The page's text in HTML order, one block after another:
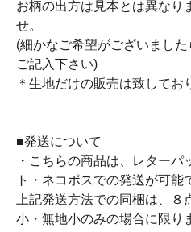
お柄の出方は見本とは異なり
せ。
(細かなご希望がございまし
ご記入下さい)
＊生地だけの販売は致してお
■発送について
・こちらの商品は、レター
ト・ネコポスでの発送が可能
上記発送方法での同梱は、
小・無地小のみの場合に限り